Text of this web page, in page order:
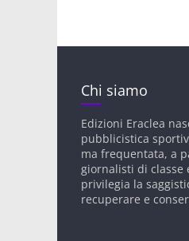
Chi siamo
Edizioni Eraclea
pubblicistica
ma frequentata, a
giornalisti di classe
privilegia la
recuperare e